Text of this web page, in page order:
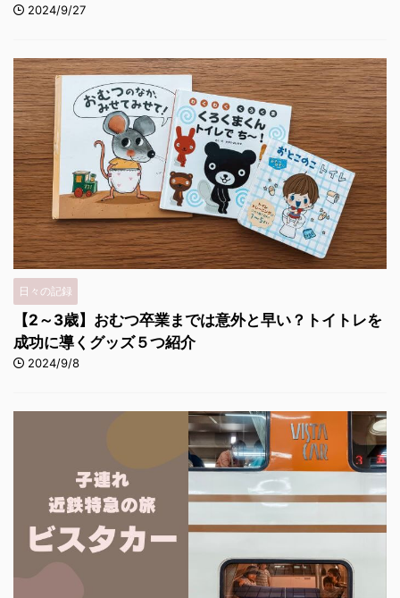
2024/9/27
日々の記録
【2～3歳】おむつ卒業までは意外と早い？トイトレを
成功に導くグッズ５つ紹介
2024/9/8